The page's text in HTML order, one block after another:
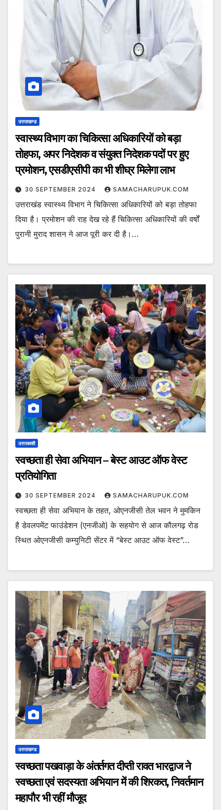
उत्तराखण्ड
स्वास्थ्य विभाग का चिकित्सा अधिकारियों को बड़ा
तोहफा, अपर निदेशक व संयुक्त निदेशक पदों पर हुए
प्रमोशन, एसडीएसीपी का भी शीघ्र मिलेगा लाभ
30 SEPTEMBER 2024 SAMACHARUPUK.COM
उत्तराखंड स्वास्थ्य विभाग ने चिकित्सा अधिकारियों को बड़ा तोहफा
दिया है। प्रमोशन की राह देख रहे हैं चिकित्सा अधिकारियों की वर्षों
पुरानी मुराद शासन ने आज पूरी कर दी है।…
उत्तरकाशी
स्वच्छता ही सेवा अभियान – बेस्ट आउट ऑफ वेस्ट
प्रतियोगिता
30 SEPTEMBER 2024 SAMACHARUPUK.COM
स्वच्छता ही सेवा अभियान के तहत, ओएनजीसी तेल भवन ने मुमकिन
है डेवलपमेंट फाउंडेशन (एनजीओ) के सहयोग से आज कौलगढ़ रोड
स्थित ओएनजीसी कम्युनिटी सेंटर में “बेस्ट आउट ऑफ वेस्ट”…
उत्तराखण्ड
स्वच्छता पखवाड़ा के अंतर्तगत दीप्ती रावत भारद्वाज ने
स्वच्छता एवं सदस्यता अभियान में की शिरकत, निवर्तमान
महापौर भी रहीं मौजूद